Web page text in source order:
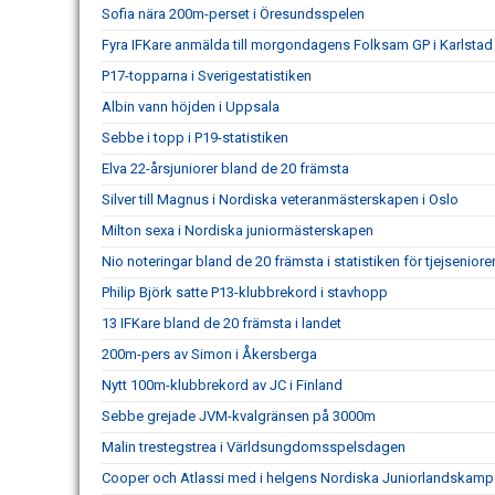
Sofia nära 200m-perset i Öresundsspelen
Fyra IFKare anmälda till morgondagens Folksam GP i Karlstad
P17-topparna i Sverigestatistiken
Albin vann höjden i Uppsala
Sebbe i topp i P19-statistiken
Elva 22-årsjuniorer bland de 20 främsta
Silver till Magnus i Nordiska veteranmästerskapen i Oslo
Milton sexa i Nordiska juniormästerskapen
Nio noteringar bland de 20 främsta i statistiken för
Philip Björk satte P13-klubbrekord i stavhopp
13 IFKare bland de 20 främsta i landet
200m-pers av Simon i Åkersberga
Nytt 100m-klubbrekord av JC i Finland
Sebbe grejade JVM-kvalgränsen på 3000m
Malin trestegstrea i Världsungdomsspelsdagen
Cooper och Atlassi med i helgens Nordiska Juniorlandskamp